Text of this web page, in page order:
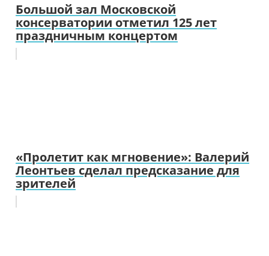
Большой зал Московской
консерватории отметил 125 лет
праздничным концертом
«Пролетит как мгновение»: Валерий
Леонтьев сделал предсказание для
зрителей